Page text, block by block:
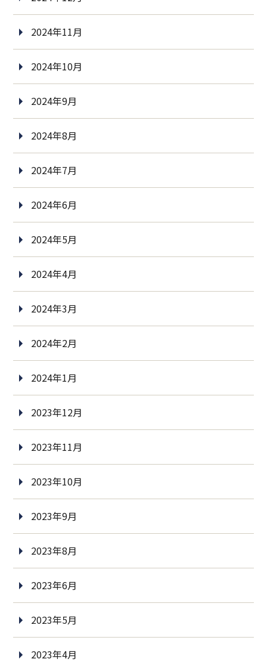
2024年11月
2024年10月
2024年9月
2024年8月
2024年7月
2024年6月
2024年5月
2024年4月
2024年3月
2024年2月
2024年1月
2023年12月
2023年11月
2023年10月
2023年9月
2023年8月
2023年6月
2023年5月
2023年4月